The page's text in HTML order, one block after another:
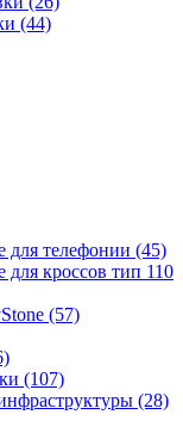
(44)
для телефонии (45)
для кроссов тип 110
(57)
(107)
(28)